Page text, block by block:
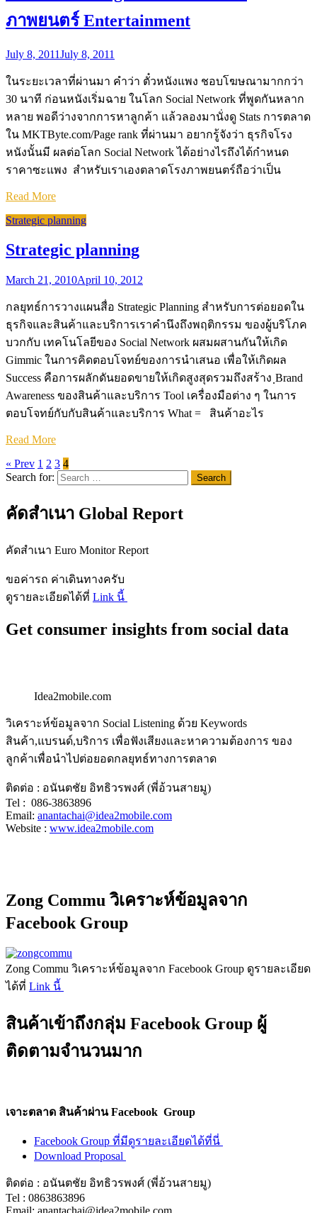
ภาพยนตร์ Entertainment
July 8, 2011July 8, 2011
ในระยะเวลาที่ผ่านมา คำว่า ตั๋วหนังแพง ชอบโฆษณามากกว่า
30 นาที ก่อนหนังเริ่มฉาย ในโลก Social Network ที่พูดกันหลาก
หลาย พอดีว่างจากการหาลูกค้า แล้วลองมานั่งดู Stats การตลาด
ใน MKTByte.com/Page rank ที่ผ่านมา อยากรู้จังว่า ธุรกิจโรง
หนังนั้นมี ผลต่อโลก Social Network ได้อย่างไรถึงได้กำหนด
ราคาซะแพง สำหรับเราเองตลาดโรงภาพยนตร์ถือว่าเป็น
Read More
Strategic planning
Strategic planning
March 21, 2010April 10, 2012
กลยุทธ์การวางแผนสื่อ Strategic Planning สำหรับการต่อยอดใน
ธุรกิจและสินค้าและบริการเราคำนึงถึงพฤติกรรม ของผู้บริโภค
บวกกับ เทคโนโลยีของ Social Network ผสมผสานกันให้เกิด
Gimmic ในการคิดตอบโจทย์ของการนำเสนอ เพื่อให้เกิดผล
Success คือการผลักดันยอดขายให้เกิดสูงสุดรวมถึงสร้าง ฺBrand
Awareness ของสินค้าและบริการ Tool เครื่องมือต่าง ๆ ในการ
ตอบโจทย์กับกับสินค้าและบริการ What = สินค้าอะไร
Read More
« Prev 1 2 3 4
Search for:
คัดสำเนา Global Report
คัดสำเนา Euro Monitor Report
ขอค่ารถ ค่าเดินทางครับ
ดูรายละเอียดได้ที่ Link นี้
Get consumer insights from social data
Idea2mobile.com
วิเคราะห์ข้อมูลจาก Social Listening ด้วย Keywords
สินค้า,แบรนด์,บริการ เพื่อฟังเสียงและหาความต้องการ ของ
ลูกค้าเพื่อนำไปต่อยอดกลยุทธ์ทางการตลาด
ติดต่อ : อนันตชัย อิทธิวรพงศ์ (พี่อ้วนสายมู)
Tel : 086-3863896
Email: anantachai@idea2mobile.com
Website : www.idea2mobile.com
Zong Commu วิเคราะห์ข้อมูลจาก
Facebook Group
Zong Commu วิเคราะห์ข้อมูลจาก Facebook Group ดูรายละเอียด
ได้ที่ Link นี้
สินค้าเข้าถึงกลุ่ม Facebook Group ผู้
ติดตามจำนวนมาก
เจาะตลาด สินค้าผ่าน Facebook Group
Facebook Group ที่มีดูรายละเอียดได้ที่นี่
Download Proposal
ติดต่อ : อนันตชัย อิทธิวรพงศ์ (พี่อ้วนสายมู)
Tel : 0863863896
Email: anantachai@idea2mobile.com